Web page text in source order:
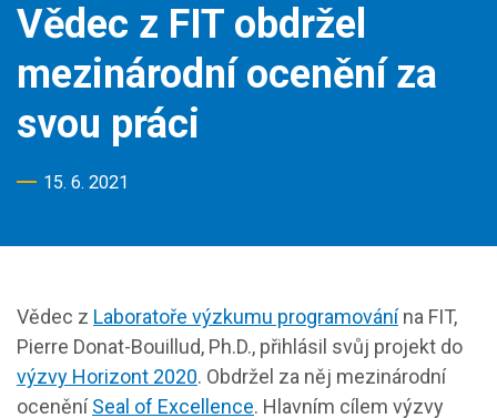
Vědec z FIT obdržel
mezinárodní ocenění za
svou práci
15. 6. 2021
Vědec z Laboratoře výzkumu programovánína FIT,
Pierre Donat-Bouillud, Ph.D., přihlásil svůj projekt do
výzvy Horizont 2020. Obdržel za něj mezinárodní
oceněníSeal of Excellence. Hlavním cílem výzvy